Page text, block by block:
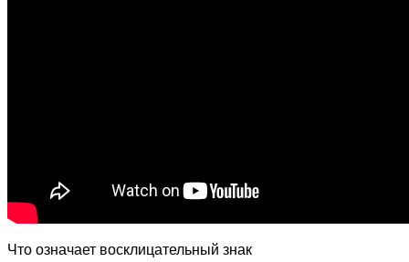
Что означает восклицательный знак